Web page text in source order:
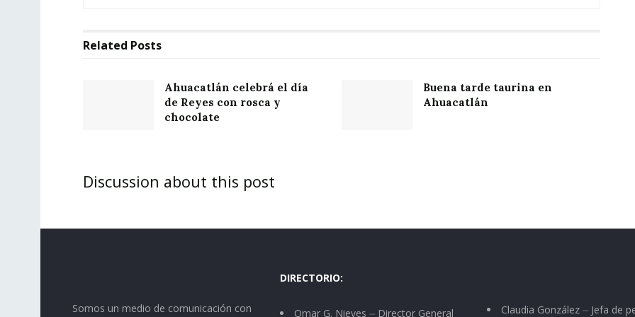
Related Posts
Ahuacatlán celebrá el día
de Reyes con rosca y
chocolate
Buena tarde taurina en
Ahuacatlán
Discussion about this post
Somos un medio de comunicación con
DIRECTORIO:
Omar G. Nieves ⏤ Director General Claudia González ⏤ Jefa de